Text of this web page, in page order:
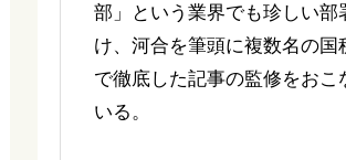
部」という業界でも珍しい部
け、河合を筆頭に複数名の国
で徹底した記事の監修をおこ
いる。